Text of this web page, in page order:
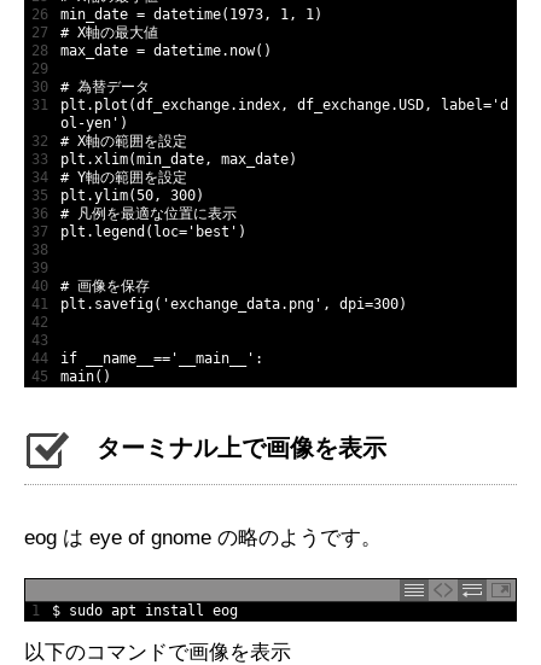
26
27
28
29
30
31
32
33
34
35
36
37
38
39
40
41
42
43
44
45
min_date = datetime( 1973 , 1 , 1 )
# X軸の最大値
max_date = datetime. now( )
# 為替データ
plt . plot (df_exchange. index , df_exchange.USD , label= 'd
ol-yen' )
# X軸の範囲を設定
plt . xlim(min_date , max_date)
# Y軸の範囲を設定
plt .ylim(50 , 300)
# 凡例を最適な位置に表示
plt . legend ( loc= 'best' )
# 画像を保存
plt . savefig( 'exchange_data.png' , dpi=300)
if __name__ == '__main__' :
main( )
ターミナル上で画像を表示
eog は eye of gnome の略のようです。
1 $ sudo apt install eog
以下のコマンドで画像を表示